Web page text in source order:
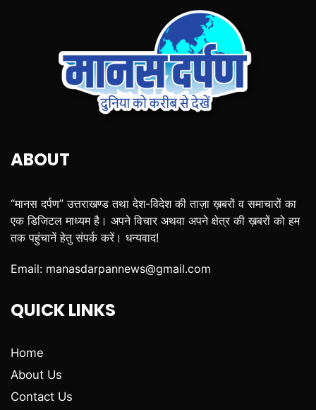
ABOUT
“मानस दर्पण” उत्तराखण्ड तथा देश-विदेश की ताज़ा ख़बरों व समाचारों का
एक डिजिटल माध्यम है। अपने विचार अथवा अपने क्षेत्र की ख़बरों को हम
तक पहुंचानें हेतु संपर्क करें। धन्यवाद!
Email: manasdarpannews@gmail.com
QUICK LINKS
Home
About Us
Contact Us